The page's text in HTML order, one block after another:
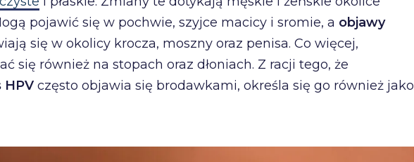
pojawić się w pochwie, szyjce macicy i sromie, a objawy
się w okolicy krocza, moszny oraz penisa. Co więcej,
się również na stopach oraz dłoniach. Z racji tego, że
HPV często objawia się brodawkami, określa się go również jako